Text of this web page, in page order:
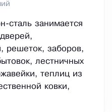
сталь занимается
решеток, заборов,
лестничных
теплиц из
ковки,